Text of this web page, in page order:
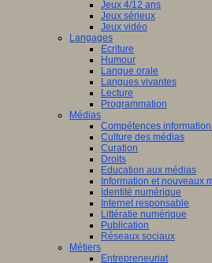
Jeux 4/12 ans
Jeux sérieux
Jeux vidéo
Langages
Ecriture
Humour
Langue orale
Langues vivantes
Lecture
Programmation
Médias
Compétences
Culture des médias
Curation
Droits
Education aux médias
Information et nouveaux
Identité numérique
Internet responsable
Littératie numérique
Publication
Réseaux sociaux
Métiers
Entrepreneuriat